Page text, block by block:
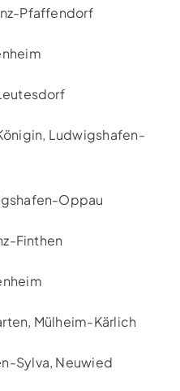
Pfaffendorf
Ludwigshafen-
Oppau
Finthen
Mülheim-Kärlich
Sylva, Neuwied